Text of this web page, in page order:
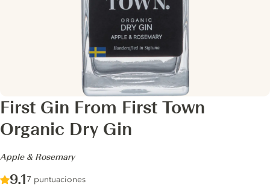
First Gin From First Town
Organic Dry Gin
-
Apple & Rosemary
Score :
9.1/ 10
7 puntuaciones